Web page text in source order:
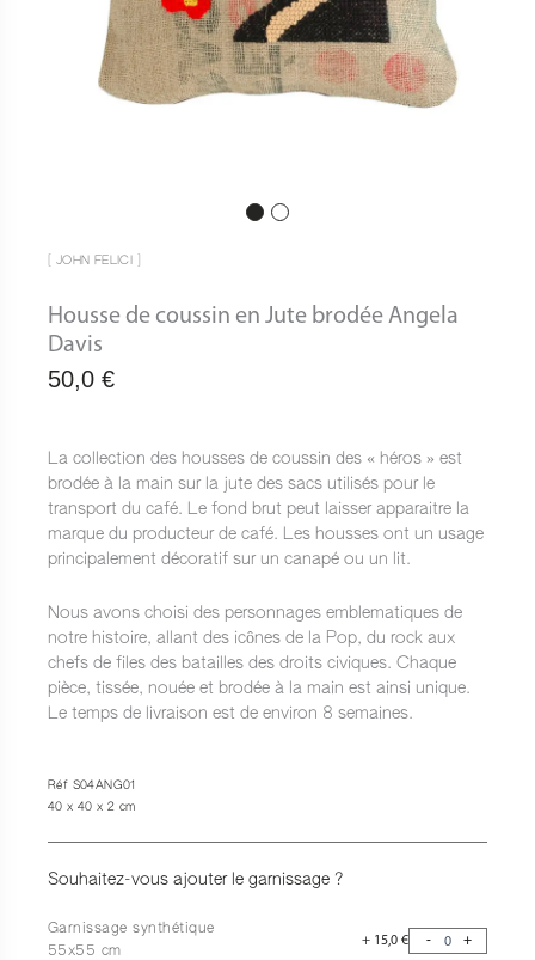
[ JOHN FELICI ]
Housse de coussin en Jute brodée Angela
Davis
50,0 €
La collection des housses de coussin des « héros » est
brodée à la main sur la jute des sacs utilisés pour le
transport du café. Le fond brut peut laisser apparaitre la
marque du producteur de café. Les housses ont un usage
principalement décoratif sur un canapé ou un lit.
Nous avons choisi des personnages emblematiques de
notre histoire, allant des icônes de la Pop, du rock aux
chefs de files des batailles des droits civiques. Chaque
pièce, tissée, nouée et brodée à la main est ainsi unique.
Le temps de livraison est de environ 8 semaines.
Réf S04ANG01
40 x 40 x 2 cm
Souhaitez-vous ajouter le garnissage ?
Garnissage synthétique
55x55 cm
+ 15,0 € - +